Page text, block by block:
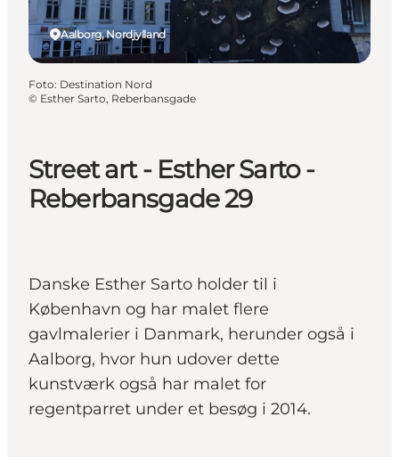
Street art - Esther Sarto -
Reberbansgade 29
Danske Esther Sarto holder til i
København og har malet flere
gavlmalerier i Danmark, herunder også i
Aalborg, hvor hun udover dette
kunstværk også har malet for
regentparret under et besøg i 2014.
Aalborg, Nordjylland
Foto: Destination Nord
© Esther Sarto, Reberbansgade